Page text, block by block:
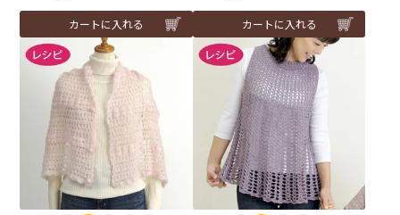
カートに入れる カートに入れる